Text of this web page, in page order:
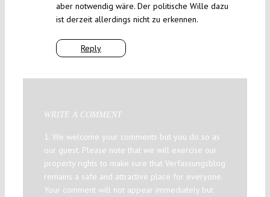
Reply
aber notwendig wäre. Der politische Wille dazu
ist derzeit allerdings nicht zu erkennen.
WRITE A COMMENT
1. We welcome your comments but you do so as
our guest. Please note that we will exercise our
property rights to make sure that Verfassungsblog
remains a safe and attractive place for everyone.
Your comment will not appear immediately but